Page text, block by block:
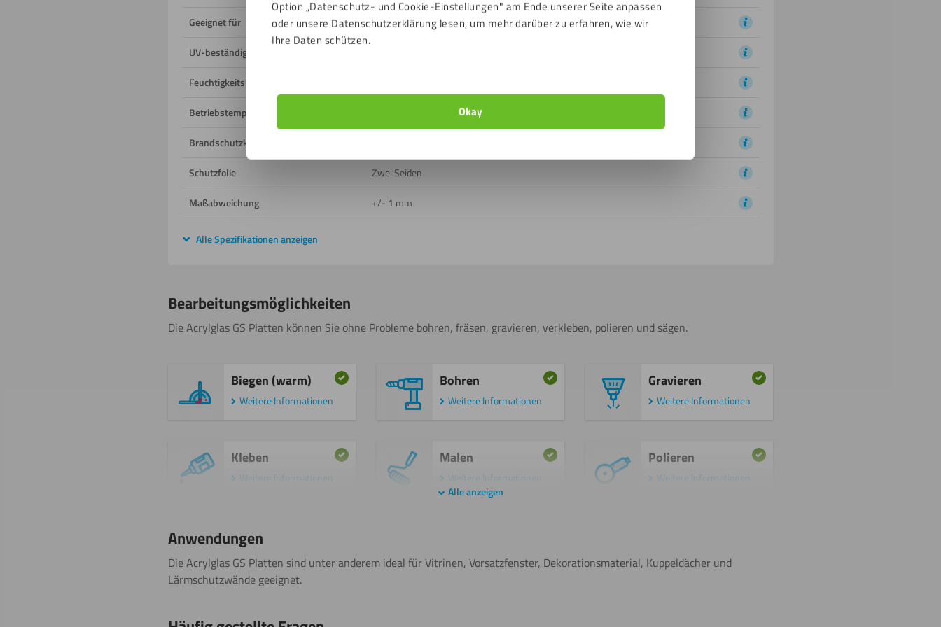
Option „Datenschutz- und Cookie-Einstellungen" am Ende unserer Seite anpassen
oder unsere Datenschutzerklärung lesen, um mehr darüber zu erfahren, wie wir
Ihre Daten schützen.
Okay
Geeignet für Draußen, Drinnen
UV-beständig
Feuchtigkeitsbeständig
Betriebstemperatur
Brandschutzklasse
Schutzfolie Zwei Seiden
Maßabweichung +/- 1 mm
Alle Spezifikationen anzeigen
Bearbeitungsmöglichkeiten
Die Acrylglas GS Platten können Sie ohne Probleme bohren, fräsen, gravieren, verkleben, polieren und sägen.
Biegen (warm)
Weitere Informationen
Bohren
Weitere Informationen
Gravieren
Weitere Informationen
Kleben
Weitere Informationen
Malen
Weitere Informationen
Polieren
Weitere Informationen
Sägen
(Kreissäge)
Weitere Informationen
Alle anzeigen
Anwendungen
Die Acrylglas GS Platten sind unter anderem ideal für Vitrinen, Vorsatzfenster, Dekorationsmaterial, Kuppeldächer und
Lärmschutzwände geeignet.